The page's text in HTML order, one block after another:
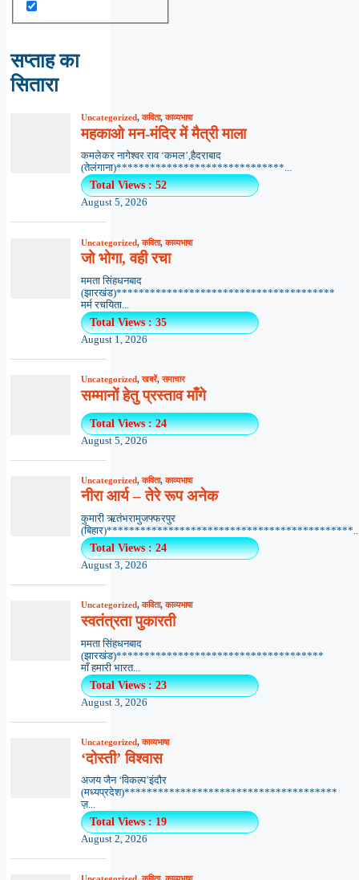
सप्ताह का
सितारा
Uncategorized,कविता,काव्यभाषा
महकाओ मन-मंदिर में मैत्री माला
कमलेकर नागेश्वर राव ‘कमल’,हैदराबाद
(तेलंगाना)******************************...
Total Views : 52
August 5, 2026
Uncategorized,कविता,काव्यभाषा
जो भोगा, वही रचा
ममता सिंहधनबाद
(झारखंड)***************************************
मर्म रचयिता...
Total Views : 35
August 1, 2026
Uncategorized,खबरें,समाचार
सम्मानों हेतु प्रस्ताव माँगे
Total Views : 24
August 5, 2026
Uncategorized,कविता,काव्यभाषा
नीरा आर्य – तेरे रूप अनेक
कुमारी ऋतंभरामुजफ्फरपुर
Total Views : 24
August 3, 2026
Uncategorized,कविता,काव्यभाषा
स्वतंत्रता पुकारती
ममता सिंहधनबाद
(झारखंड)*************************************
माँ हमारी भारत...
Total Views : 23
August 3, 2026
Uncategorized,काव्यभाषा
‘दोस्ती’ विश्वास
अजय जैन ‘विकल्प’इंदौर
(मध्यप्रदेश)**************************************
ज़...
Total Views : 19
August 2, 2026